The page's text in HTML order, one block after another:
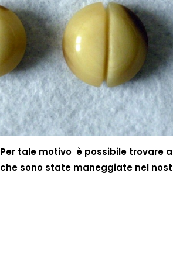
tale motivo è possibile
sono state maneggiate nel